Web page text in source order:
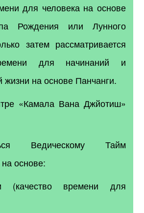
для человека на основе
Рождения или Лунного
затем рассматривается
для начинаний и
жизни на основе Панчанги.
«Камала Вана Джйотиш»
Ведическому Тайм
основе:
(качество времени для